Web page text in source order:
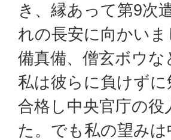
き、縁あって第9次
れの長安に向かい
備真備、僧玄ボウ
私は彼らに負けず
合格し中央官庁の
た。でも私の望み